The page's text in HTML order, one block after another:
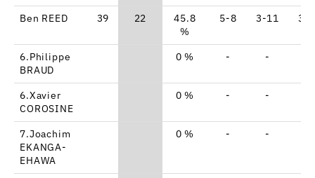
Ben REED 39 22
45.8
%
5-8 3-11 3-5
6.Philippe
BRAUD
0 % - -
6.Xavier
COROSINE
0 % - -
7.Joachim
EKANGA-
EHAWA
0 % - -